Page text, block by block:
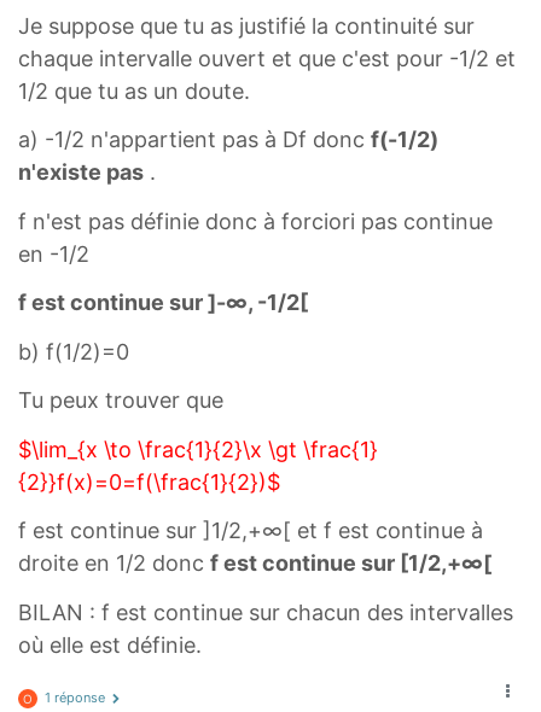
(
x
)
=
f
(
−
1
2
)
l
i
m
_
{
x
\
r
i
g
f
(
x
)
=
(
1
/
2
)
l
i
m
{
x
\
i
g
Je suppose que tu as justifié la continuité sur
chaque intervalle ouvert et que c'est pour -1/2 et
1/2 que tu as un doute.
a) -1/2 n'appartient pas à Df donc f(-1/2)
n'existe pas .
f n'est pas définie donc à forciori pas continue
en -1/2
f est continue sur ]-∞, -1/2[
b) f(1/2)=0
Tu peux trouver que
$\lim_{x \to \frac{1}{2}\x \gt \frac{1}
{2}}f(x)=0=f(\frac{1}{2})$
f est continue sur ]1/2,+∞[ et f est continue à
droite en 1/2 donc f est continue sur [1/2,+∞[
BILAN : f est continue sur chacun des intervalles
où elle est définie.
O 1 réponse